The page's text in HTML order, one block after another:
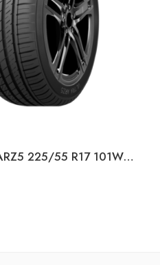
Arivo Ultra ARZ5 225/55 R17 101W XL літня шина